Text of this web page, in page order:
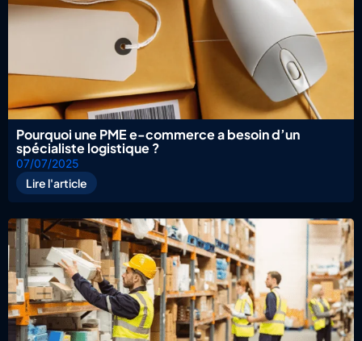
Pourquoi une PME e-commerce a besoin d’un
spécialiste logistique ?
07/07/2025
Lire l'article